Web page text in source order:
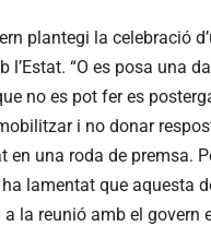
plantegi la celebració
“O es posa una
no es pot fer es
i no donar
una roda de premsa.
lamentat que aquesta
la reunió amb el govern